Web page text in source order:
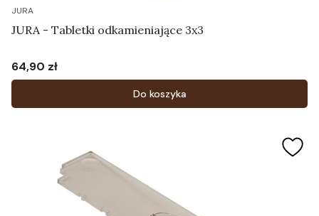
JURA
JURA - Tabletki odkamieniające 3x3
Cena
64,90 zł
Do koszyka